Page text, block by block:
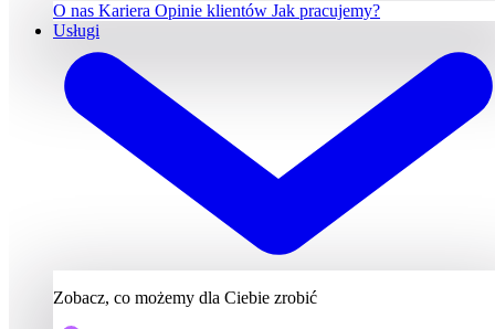
O nas Kariera Opinie klientów Jak pracujemy?
Usługi
Zobacz, co możemy dla Ciebie zrobić